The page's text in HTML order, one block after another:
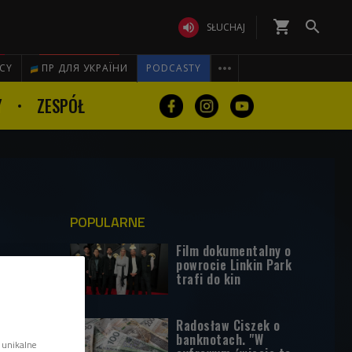
 SŁUCHAJ shopping_cart 
ПР ДЛЯ УКРАЇНИ PODCASTY 
ZESPÓŁ
POPULARNE
Film dokumentalny o
powrocie Linkin Park
trafi do kin
Radosław Ciszek o
banknotach. "W